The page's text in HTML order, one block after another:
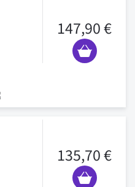
147,90 €
135,70 €